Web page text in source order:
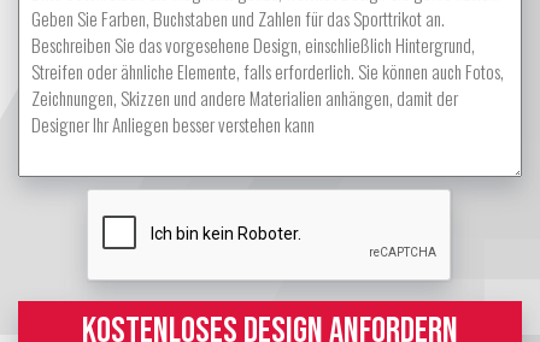
KOSTENLOSES DESIGN ANFORDERN